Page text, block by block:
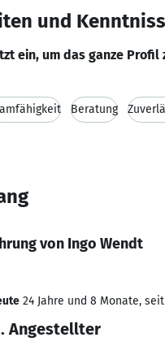
und
ein, um das ganze Profil
Beratung
von Ingo Wendt
24 Jahre und 8 Monate, seit
Angestellter